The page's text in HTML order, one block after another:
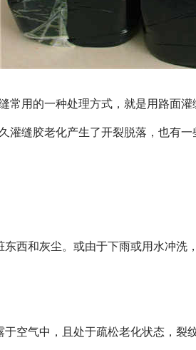
常用的一种处理方式，就是用 路面灌
灌缝胶老化产生了开裂脱落，也有
西和灰尘。或由于下雨或用水冲
空气中，且处于疏松老化状态，裂